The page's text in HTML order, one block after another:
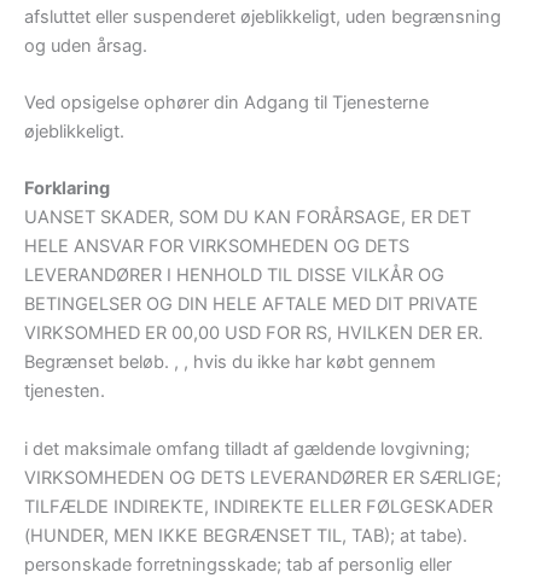
afsluttet eller suspenderet øjeblikkeligt, uden begrænsning
og uden årsag.
Ved opsigelse ophører din Adgang til Tjenesterne
øjeblikkeligt.
Forklaring
UANSET SKADER, SOM DU KAN FORÅRSAGE, ER DET
HELE ANSVAR FOR VIRKSOMHEDEN OG DETS
LEVERANDØRER I HENHOLD TIL DISSE VILKÅR OG
BETINGELSER OG DIN HELE AFTALE MED DIT PRIVATE
VIRKSOMHED ER 00,00 USD FOR RS, HVILKEN DER ER.
Begrænset beløb. , , hvis du ikke har købt gennem
tjenesten.
i det maksimale omfang tilladt af gældende lovgivning;
VIRKSOMHEDEN OG DETS LEVERANDØRER ER SÆRLIGE;
TILFÆLDE INDIREKTE, INDIREKTE ELLER FØLGESKADER
(HUNDER, MEN IKKE BEGRÆNSET TIL, TAB); at tabe).
personskade forretningsskade; tab af personlig eller